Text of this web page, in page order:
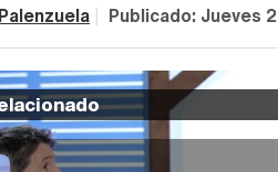
| Publicado: Jueves